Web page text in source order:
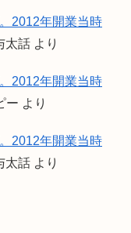
2012年開業当時
太話 より
2012年開業当時
ー より
2012年開業当時
太話 より